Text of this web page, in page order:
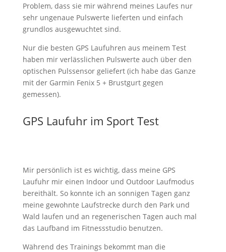
Problem, dass sie mir während meines Laufes nur
sehr ungenaue Pulswerte lieferten und einfach
grundlos ausgewuchtet sind.
Nur die besten GPS Laufuhren aus meinem Test
haben mir verlässlichen Pulswerte auch über den
optischen Pulssensor geliefert (ich habe das Ganze
mit der Garmin Fenix 5 + Brustgurt gegen
gemessen).
GPS Laufuhr im Sport Test
Mir persönlich ist es wichtig, dass meine GPS
Laufuhr mir einen Indoor und Outdoor Laufmodus
bereithält. So konnte ich an sonnigen Tagen ganz
meine gewohnte Laufstrecke durch den Park und
Wald laufen und an regenerischen Tagen auch mal
das Laufband im Fitnessstudio benutzen.
Während des Trainings bekommt man die